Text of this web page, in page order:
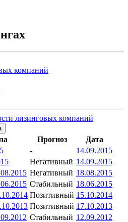
компаний
лизинговых компаний
Прогноз
Дата
-
14.09.2015
Негативный 14.09.2015
Негативный 18.08.2015
Стабильный 18.06.2015
Позитивный 15.10.2014
Позитивный 17.10.2013
Стабильный 12.09.2012